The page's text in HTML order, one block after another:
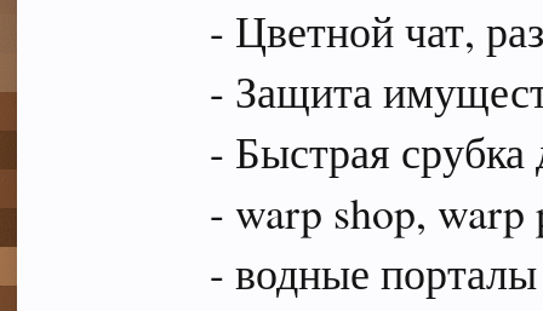
- Цветной чат,
- Защита
- Быстрая
- warp shop, warp
- водные